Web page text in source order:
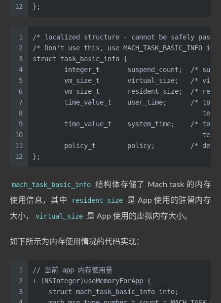
12
};
1
2
3
4
5
6
7
8
9
10
11
12
/* localized structure - cannot be safely
/* Don't use this, use MACH_TASK_BASIC_INFO
struct task_basic_info {
integer_t       suspend_count;  /*
vm_size_t       virtual_size;   /*
vm_size_t       resident_size;  /*
time_value_t    user_time;      /*
time_value_t    system_time;    /*
policy_t
};
mach_task_basic_info 结构体存储了 Mach task 的内存
使用信息，其中
resident_size
是 App 使用的驻留内存
大小，
virtual_size 是 App 使用的虚拟内存大小。
如下所示为内存使用情况的代码实现：
1
2
3
// 当前 app 内存使用量
+ (NSInteger)useMemoryForApp {
    struct mach_task_basic_info info;